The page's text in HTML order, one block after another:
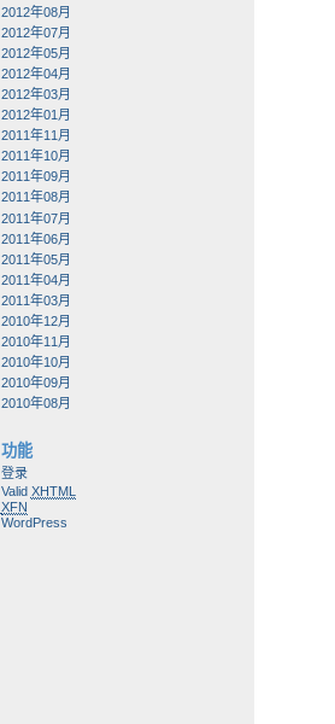
2012年08月
2012年07月
2012年05月
2012年04月
2012年03月
2012年01月
2011年11月
2011年10月
2011年09月
2011年08月
2011年07月
2011年06月
2011年05月
2011年04月
2011年03月
2010年12月
2010年11月
2010年10月
2010年09月
2010年08月
功能
登录
Valid XHTML
XFN
WordPress